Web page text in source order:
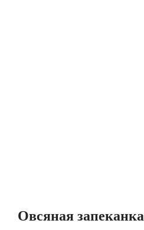
Овсяная запеканка